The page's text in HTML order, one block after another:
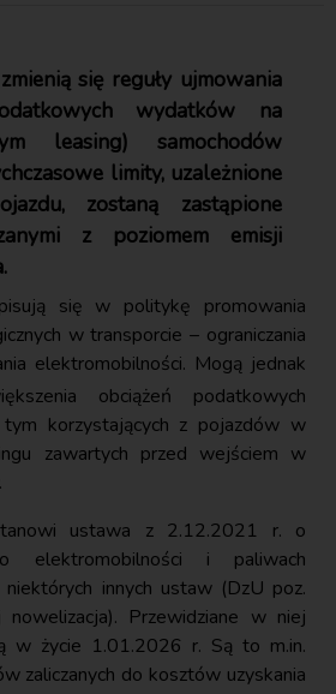
się reguły ujmowania
wydatków na
leasing) samochodów
limity, uzależnione
zostaną zastąpione
z poziomem emisji
się w politykę promowania
w transporcie – ograniczania
elektromobilności. Mogą jednak
obciążeń podatkowych
korzystających z pojazdów w
zawartych przed wejściem w
ustawa z 2.12.2021 r. o
elektromobilności i paliwach
innych ustaw (DzU poz.
Przewidziane w niej
w życie 1.01.2026 r. Są to m.in.
zaliczanych do kosztów uzyskania